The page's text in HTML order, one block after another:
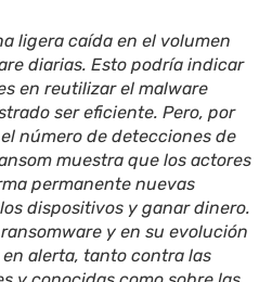
ligera caída en el volumen
diarias. Esto podría indicar
en reutilizar el malware
ser eficiente. Pero, por
número de detecciones de
muestra que los actores
permanente nuevas
dispositivos y ganar dinero.
y en su evolución
alerta, tanto contra las